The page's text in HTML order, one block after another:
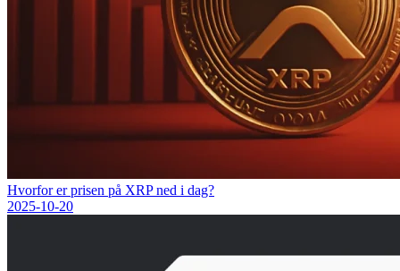
Hvorfor er prisen på XRP ned i dag?
2025-10-20